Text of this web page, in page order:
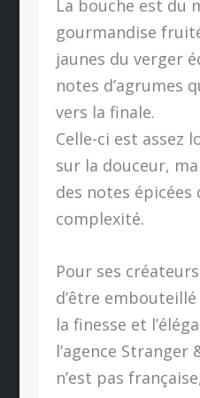
La bouche est du
gourmandise
jaunes du verger
notes d’agrumes
vers la finale.
Celle-ci est assez
sur la douceur,
des notes
complexité.
Pour ses
d’être
la finesse et
l’agence Stranger
n’est pas